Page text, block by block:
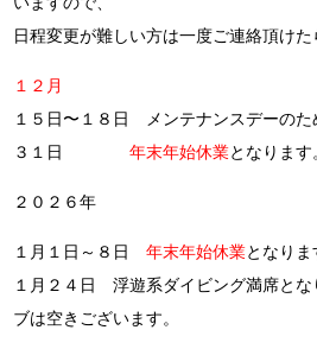
日程変更が難しい方は一度ご連絡頂けた
１２月
１５日〜１８日 メンテナンスデーのた
３１日 年末年始休業となります
２０２６年
１月１日～８日 年末年始休業となりま
１月２４日 浮遊系ダイビング満席とな
ブは空きございます。